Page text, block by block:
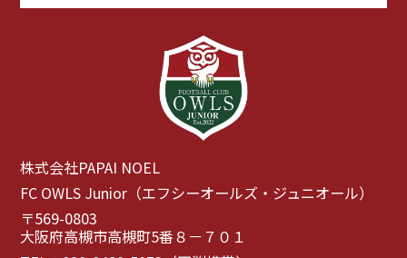
株式会社PAPAI NOEL
FC OWLS Junior（エフシーオールズ・ジュニオール）
〒569-0803
大阪府高槻市高槻町5番８－７０１